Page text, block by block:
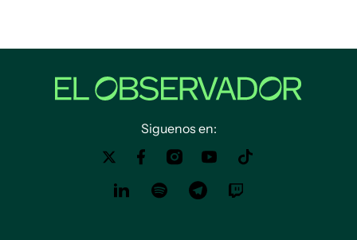
Siguenos en: